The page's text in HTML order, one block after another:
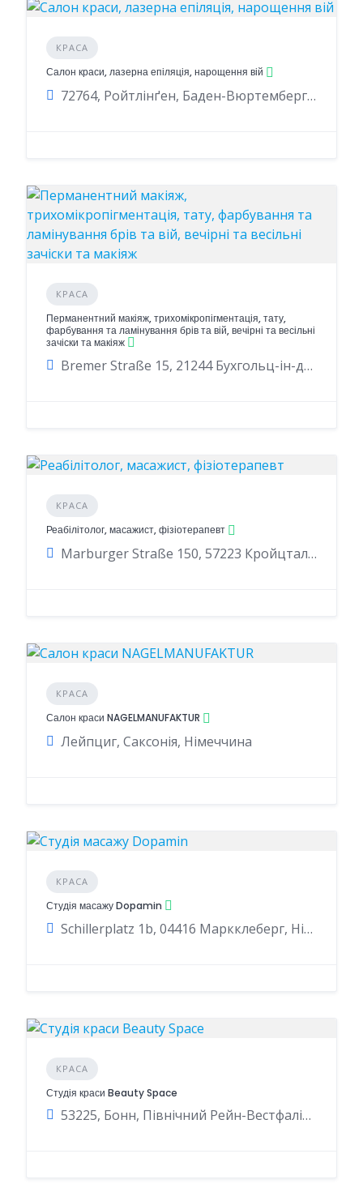
КРАСА
Салон краси, лазерна епіляція, нарощення вій
72764, Ройтлінґен, Баден-Вюртемберг, Німеччина
КРАСА
Перманентний макіяж, трихомікропігментація, тату,
фарбування та ламінування брів та вій, вечірні та весільні
зачіски та макіяж
Bremer Straße 15, 21244 Бухгольц-ін-дер-Нордгайде, Німеччина
КРАСА
Реабілітолог, масажист, фізіотерапевт
Marburger Straße 150, 57223 Кройцталь, Німеччина
КРАСА
Салон краси NAGELMANUFAKTUR
Лейпциг, Саксонія, Німеччина
КРАСА
Студія масажу Dopamin
Schillerplatz 1b, 04416 Маркклеберг, Німеччина
КРАСА
Студія краси Beauty Space
53225, Бонн, Північний Рейн-Вестфалія, Німеччина